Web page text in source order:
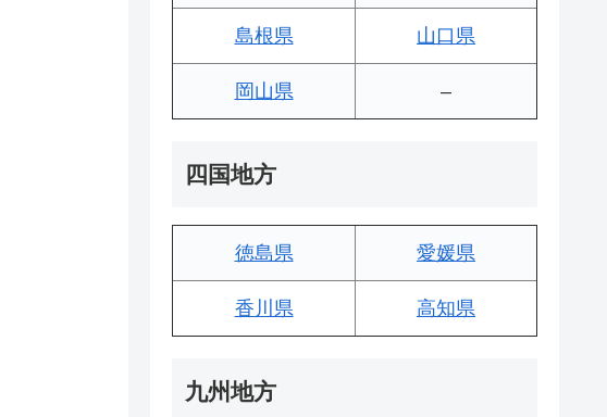
島根県 山口県
岡山県 –
四国地方
徳島県 愛媛県
香川県 高知県
九州地方